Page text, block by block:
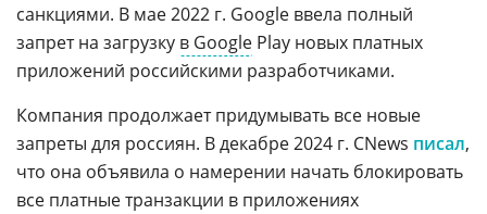
санкциями. В мае 2022 г. Google ввела полный
запрет на загрузку в Google Play новых платных
приложений российскими разработчиками.
Компания продолжает придумывать все новые
запреты для россиян. В декабре 2024 г. CNews писал,
что она объявила о намерении начать блокировать
все платные транзакции в приложениях